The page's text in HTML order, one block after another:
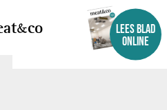
co
LEES BLAD
ONLINE